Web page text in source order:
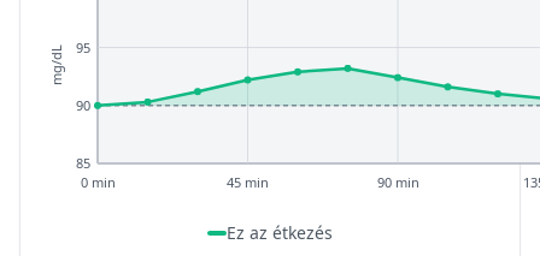
85
90
95
0 min 45 min 90 min
mg/dL
Ez az étkezés